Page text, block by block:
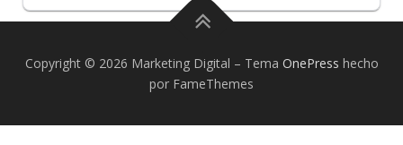
Copyright © 2026 Marketing Digital – Tema OnePress hecho
por FameThemes